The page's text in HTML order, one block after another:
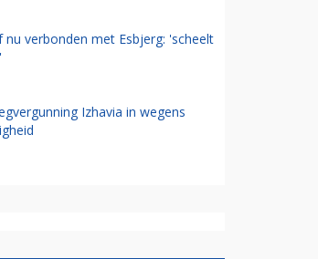
nu verbonden met Esbjerg: 'scheelt
Izhavia in wegens